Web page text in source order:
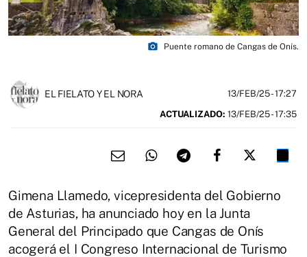
photo_camera Puente romano de Cangas de Onís.
EL FIELATO Y EL NORA 13/FEB/25- 17:27
ACTUALIZADO: 13/FEB/25 - 17:35
Gimena Llamedo, vicepresidenta del Gobierno
de Asturias, ha anunciado hoy en la Junta
General del Principado que Cangas de Onís
acogerá el I Congreso Internacional de Turismo